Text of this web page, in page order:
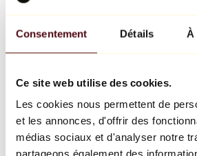
Consentement Détails À
Ce site web utilise des cookies.
Les cookies nous permettent de
et les annonces, d'offrir des
médias sociaux et d'analyser notre
partageons également des
Richard Orlinski
Keith Haring
Jeff Koons
Jean-Michel Basquiat
Tous les designers
Œuvre de la semaine